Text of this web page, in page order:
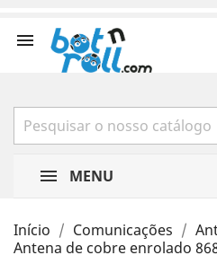

MENU
Início Comunicações
Antena de cobre enrolado